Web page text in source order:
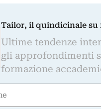
Tailor, il quindicinale su
Ultime tendenze
gli approfondimenti
formazione